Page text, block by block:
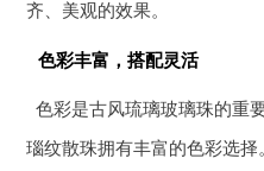
齐、美观的效果。
色彩丰富，搭配灵活
色彩是古风琉璃玻璃珠的重
瑙纹散珠拥有丰富的色彩选